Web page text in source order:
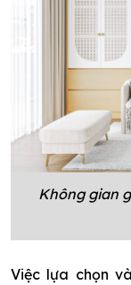
Không gian
Việc lựa chọn